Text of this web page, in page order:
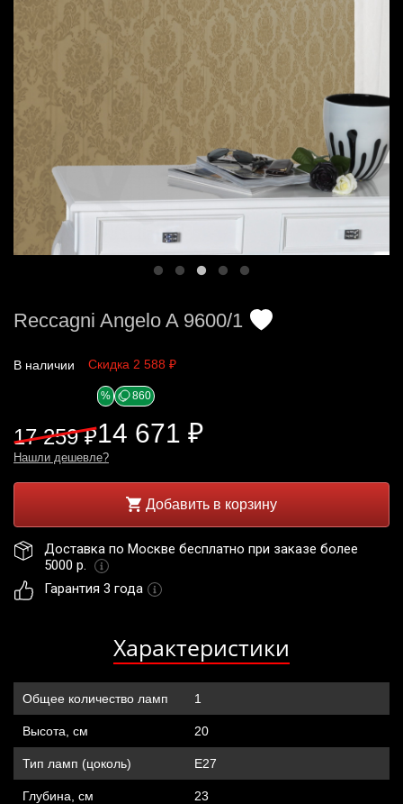
Reccagni Angelo A 9600/1
В наличии Скидка 2 588 ₽
17 259 ₽
% 860
14 671 ₽
Нашли дешевле?
Добавить в корзину
Доставка по Москве бесплатно при заказе более
5000 р.
Гарантия 3 года
Характеристики
Общее количество ламп 1
Высота, см 20
Тип ламп (цоколь) Е27
Глубина, см 23